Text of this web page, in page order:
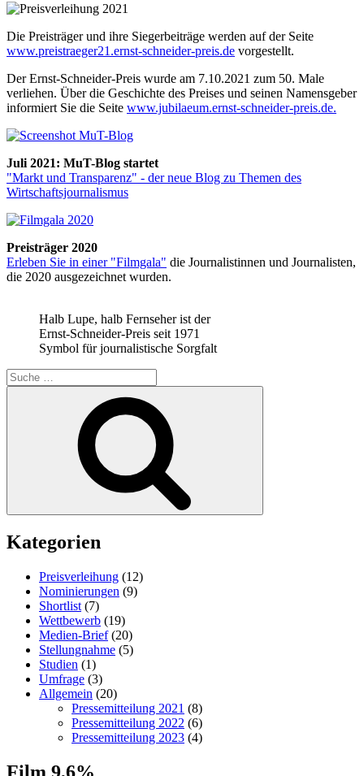
Die Preisträger und ihre Siegerbeiträge werden auf der Seite
www.preistraeger21.ernst-schneider-preis.de vorgestellt.
Der Ernst-Schneider-Preis wurde am 7.10.2021 zum 50. Male
verliehen. Über die Geschichte des Preises und seinen Namensgeber
informiert Sie die Seite www.jubilaeum.ernst-schneider-preis.de.
Juli 2021: MuT-Blog startet
"Markt und Transparenz" - der neue Blog zu Themen des
Wirtschaftsjournalismus
Preisträger 2020
Erleben Sie in einer "Filmgala" die Journalistinnen und Journalisten,
die 2020 ausgezeichnet wurden.
Halb Lupe, halb Fernseher ist der
Ernst-Schneider-Preis seit 1971
Symbol für journalistische Sorgfalt
Suche
nach:
Kategorien
Preisverleihung (12)
Nominierungen (9)
Shortlist (7)
Wettbewerb (19)
Medien-Brief(20)
Stellungnahme (5)
Studien (1)
Umfrage (3)
Allgemein (20)
Pressemitteilung 2021 (8)
Pressemitteilung 2022 (6)
Pressemitteilung 2023 (4)
Film 9,6%